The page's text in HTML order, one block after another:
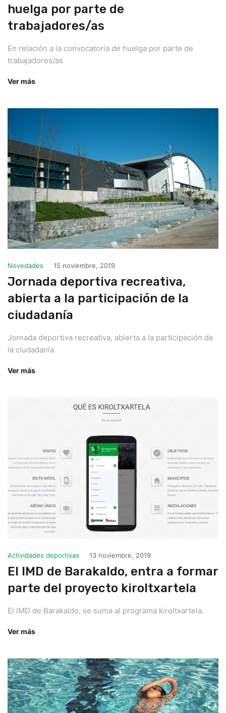
huelga por parte de
trabajadores/as
En relación a la convocatoria de huelga por parte de
trabajadores/as
Ver más
Novedades 15 noviembre, 2019
Jornada deportiva recreativa,
abierta a la participación de la
ciudadanía
Jornada deportiva recreativa, abierta a la participación de
la ciudadanía
Ver más
Actividades deportivas 13 noviembre, 2019
El IMD de Barakaldo, entra a formar
parte del proyecto kiroltxartela
El IMD de Barakaldo, se suma al programa kiroltxartela.
Ver más